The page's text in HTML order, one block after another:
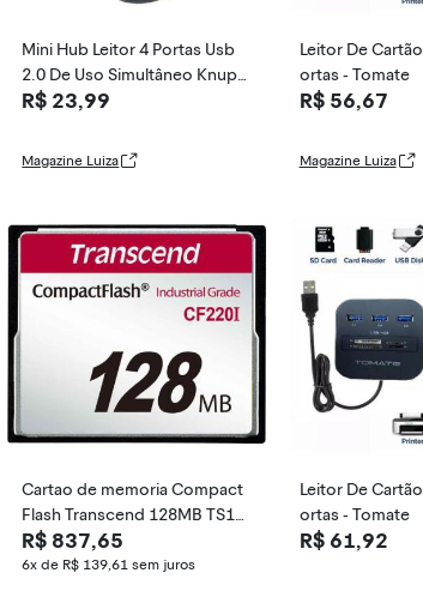
Mini Hub Leitor 4 Portas Usb
2.0 De Uso Simultâneo Knup
Kp-T109
R$ 23,99
Magazine Luiza
Leitor De
ortas - Tomate
R$ 56,67
Magazine Luiza
Cartao de memoria Compact
Flash Transcend 128MB TS12
8MCF220I 200x Indus
R$ 837,65
6x de R$ 139,61 sem juros
Leitor De
ortas - Tomate
R$ 61,92